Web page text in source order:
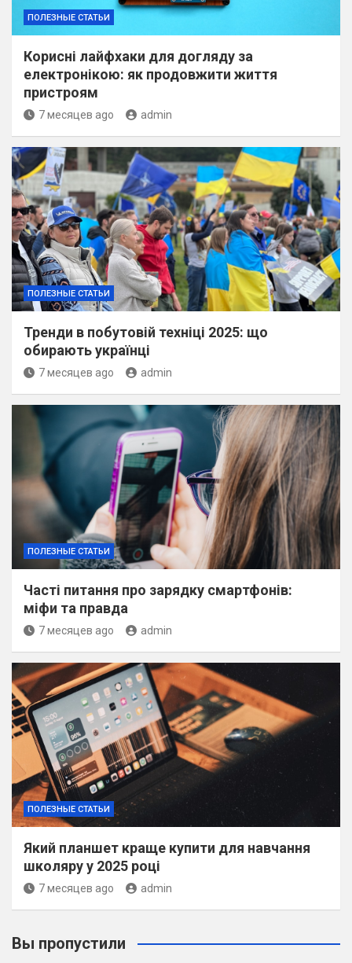
ПОЛЕЗНЫЕ СТАТЬИ
Корисні лайфхаки для догляду за
електронікою: як продовжити життя
пристроям
7 месяцев ago admin
ПОЛЕЗНЫЕ СТАТЬИ
Тренди в побутовій техніці 2025: що
обирають українці
7 месяцев ago admin
ПОЛЕЗНЫЕ СТАТЬИ
Часті питання про зарядку смартфонів:
міфи та правда
7 месяцев ago admin
ПОЛЕЗНЫЕ СТАТЬИ
Який планшет краще купити для навчання
школяру у 2025 році
7 месяцев ago admin
Вы пропустили